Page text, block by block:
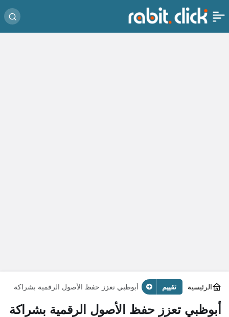
الرئيسية تقييم
أبوظبي تعزز حفظ الأصول الرقمية بشراكة
أبوظبي تعزز حفظ الأصول الرقمية بشراكة